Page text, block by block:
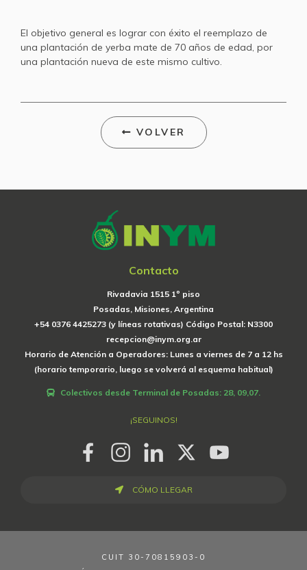
El objetivo general es lograr con éxito el reemplazo de
una plantación de yerba mate de 70 años de edad, por
una plantación nueva de este mismo cultivo.
VOLVER
Contacto
Rivadavia 1515 1º piso
Posadas, Misiones, Argentina
+54 0376 4425273 (y líneas rotativas) Código Postal: N3300
recepcion@inym.org.ar
Horario de Atención a Operadores: Lunes a viernes de 7 a 12 hs
(horario temporario, luego se volverá al esquema habitual)
Colectivos desde Terminal de Posadas: 28, 09,07.
¡SEGUINOS!
CÓMO LLEGAR
CUIT 30-70815903-0